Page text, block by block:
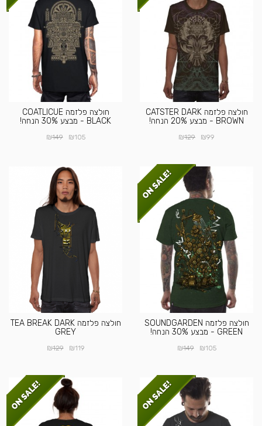
חולצה פלזמה CATSTER DARK
BROWN - מבצע 20% הנחה!
₪99
₪129
חולצה פלזמה COATLICUE
BLACK - מבצע 30% הנחה!
₪105
₪149
חולצה פלזמה SOUNDGARDEN
GREEN - מבצע 30% הנחה!
₪105
₪149
חולצה פלזמה TEA BREAK DARK
GREY
₪119
₪129